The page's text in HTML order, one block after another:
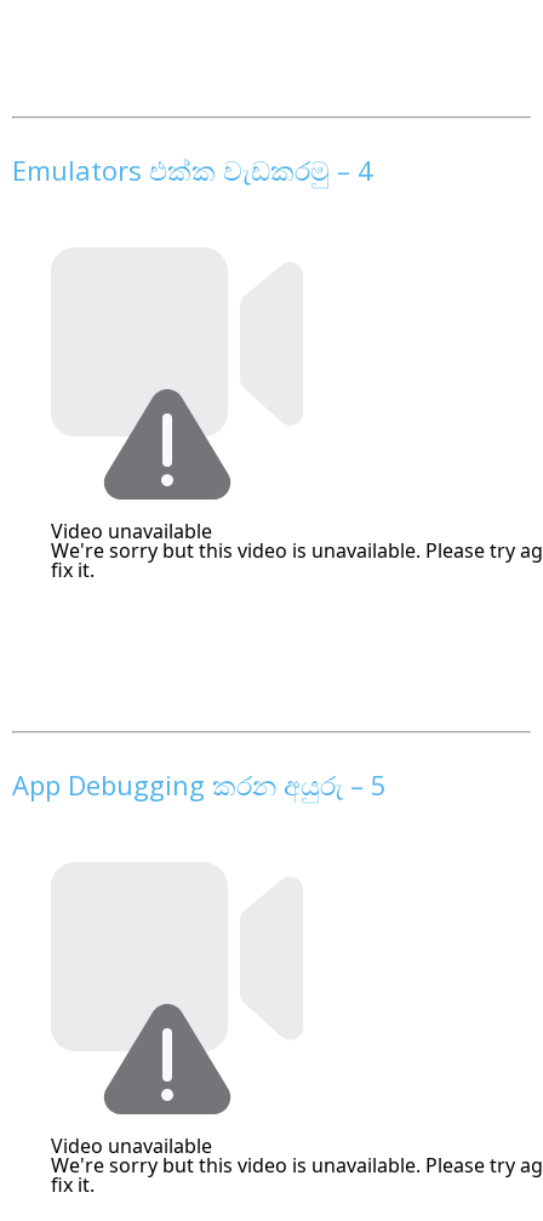
Emulators එක්ක වැඩකරමු – 4
App Debugging කරන අයුරු – 5